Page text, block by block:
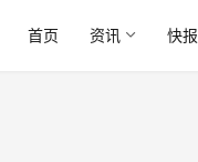
首页 资讯 快报